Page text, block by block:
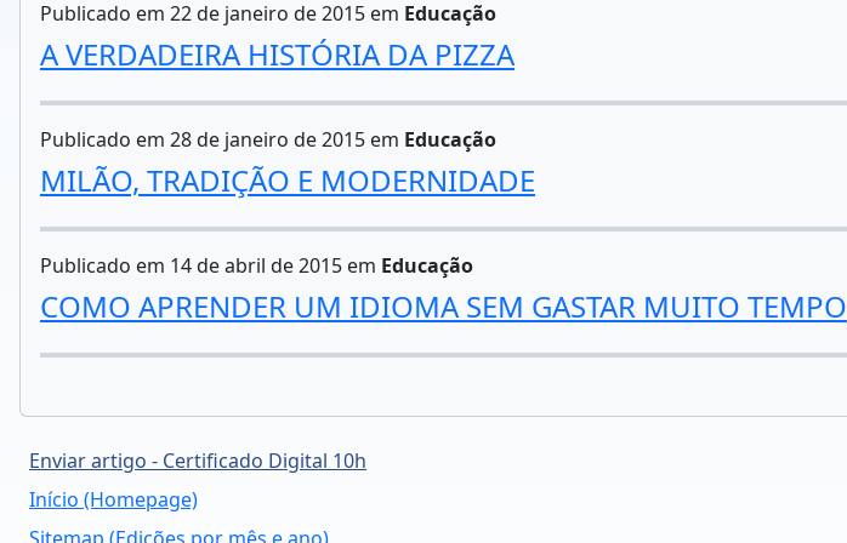
Publicado em 22 de janeiro de 2015 em Educação
A VERDADEIRA HISTÓRIA DA PIZZA
Publicado em 28 de janeiro de 2015 em Educação
MILÃO, TRADIÇÃO E MODERNIDADE
Publicado em 14 de abril de 2015 em Educação
COMO APRENDER UM IDIOMA SEM GASTAR MUITO TEMPO
Enviar artigo - Certificado Digital 10h
Início (Homepage)